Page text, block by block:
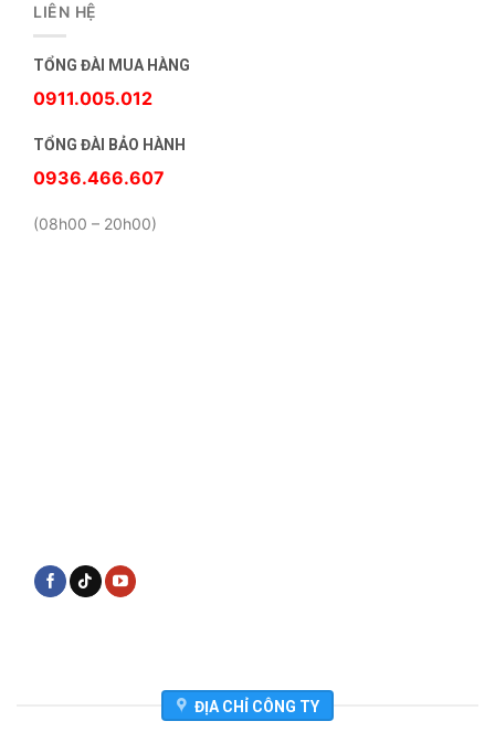
LIÊN HỆ
TỔNG ĐÀI MUA HÀNG
0911.005.012
TỔNG ĐÀI BẢO HÀNH
0936.466.607
(08h00 – 20h00)
ĐỊA CHỈ CÔNG TY